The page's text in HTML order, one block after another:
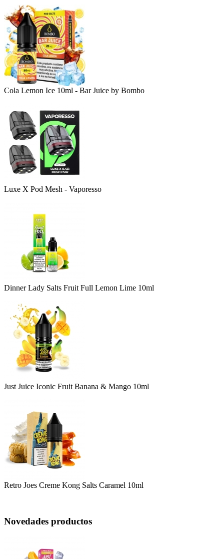
Cola Lemon Ice 10ml - Bar Juice by Bombo
Luxe X Pod Mesh - Vaporesso
Dinner Lady Salts Fruit Full Lemon Lime 10ml
Just Juice Iconic Fruit Banana & Mango 10ml
Retro Joes Creme Kong Salts Caramel 10ml
Novedades productos